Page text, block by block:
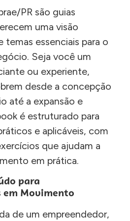
PR são guias
uma visão
temas essenciais para o
Seja você um
ou experiente,
desde a concepção
até a expansão e
é estruturado para
e aplicáveis, com
que ajudam a
em prática.
para
em Movimento
de um empreendedor,